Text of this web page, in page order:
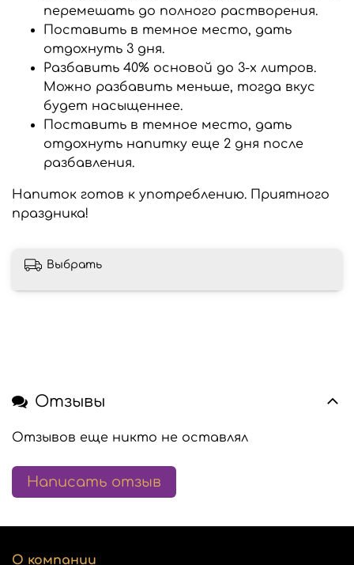
перемешать до полного растворения.
Поставить в темное место, дать
отдохнуть 3 дня.
Разбавить 40% основой до 3-х литров.
Можно разбавить меньше, тогда вкус
будет насыщеннее.
Поставить в темное место, дать
отдохнуть напитку еще 2 дня после
разбавления.
Напиток готов к употреблению. Приятного
праздника!
Выбрать
Отзывы
Отзывов еще никто не оставлял
Написать отзыв
О компании